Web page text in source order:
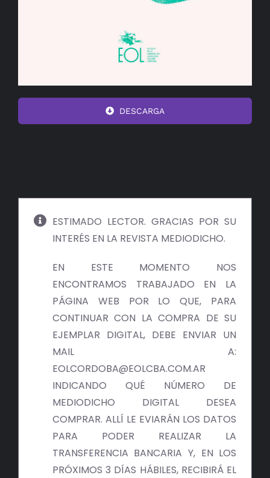
DESCARGA
ESTIMADO LECTOR. GRACIAS POR SU
INTERÉS EN LA REVISTA MEDIODICHO.
EN ESTE MOMENTO NOS
ENCONTRAMOS TRABAJADO EN LA
PÁGINA WEB POR LO QUE, PARA
CONTINUAR CON LA COMPRA DE SU
EJEMPLAR DIGITAL, DEBE ENVIAR UN
MAIL A:
EOLCORDOBA@EOLCBA.COM.AR
INDICANDO QUÉ NÚMERO DE
MEDIODICHO DIGITAL DESEA
COMPRAR. ALLÍ LE EVIARÁN LOS DATOS
PARA PODER REALIZAR LA
TRANSFERENCIA BANCARIA Y, EN LOS
PRÓXIMOS 3 DÍAS HÁBILES, RECIBIRÁ EL